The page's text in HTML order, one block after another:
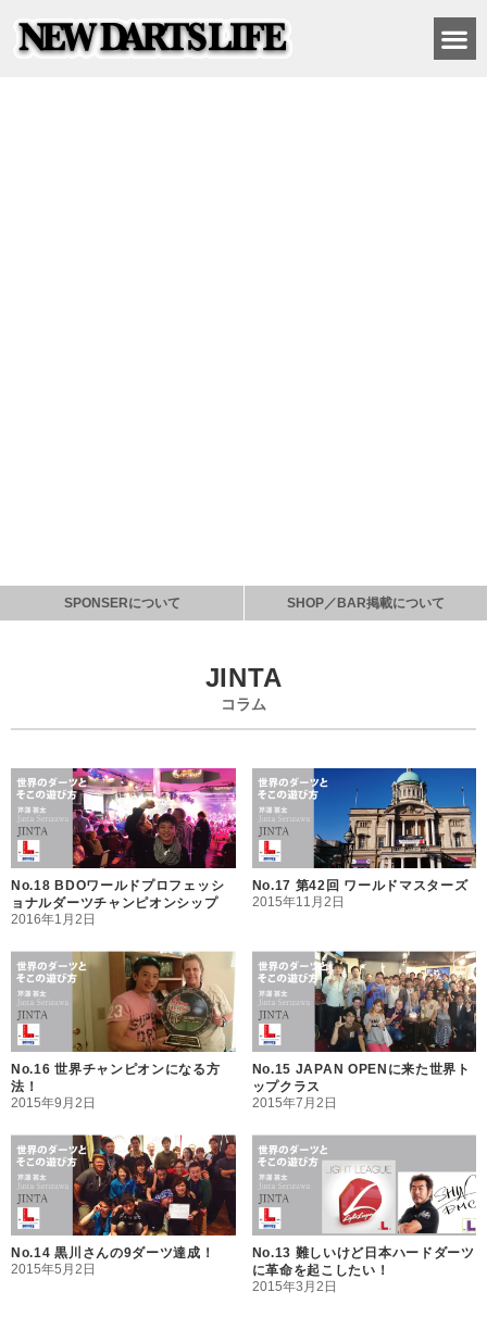
SPONSERについて SHOP／BAR掲載について
JINTA
コラム
No.18 BDOワールドプロフェッシ
ョナルダーツチャンピオンシップ
2016年1月2日
No.17 第42回 ワールドマスターズ
2015年11月2日
No.16 世界チャンピオンになる方
法！
2015年9月2日
No.15 JAPAN OPENに来た世界ト
ップクラス
2015年7月2日
No.14 黒川さんの9ダーツ達成！
2015年5月2日
No.13 難しいけど日本ハードダーツ
に革命を起こしたい！
2015年3月2日